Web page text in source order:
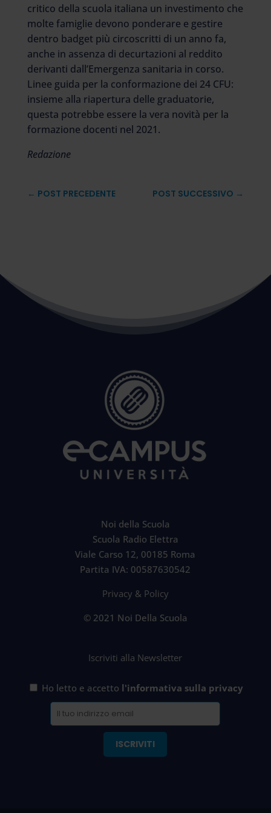
critico della scuola italiana un investimento che
molte famiglie devono ponderare e gestire
dentro badget più circoscritti di un anno fa,
anche in assenza di decurtazioni al reddito
derivanti dall’Emergenza sanitaria in corso.
Linee guida per la conformazione dei 24 CFU:
insieme alla riapertura delle graduatorie,
questa potrebbe essere la vera novità per la
formazione docenti nel 2021.
Redazione
← POST PRECEDENTE POST SUCCESSIVO →
Noi della Scuola
Scuola Radio Elettra
Viale Carso 12, 00185 Roma
Partita IVA: 00587630542
Privacy & Policy
© 2021 Noi Della Scuola
Iscriviti alla Newsletter
Ho letto e accetto l'informativa sulla privacy